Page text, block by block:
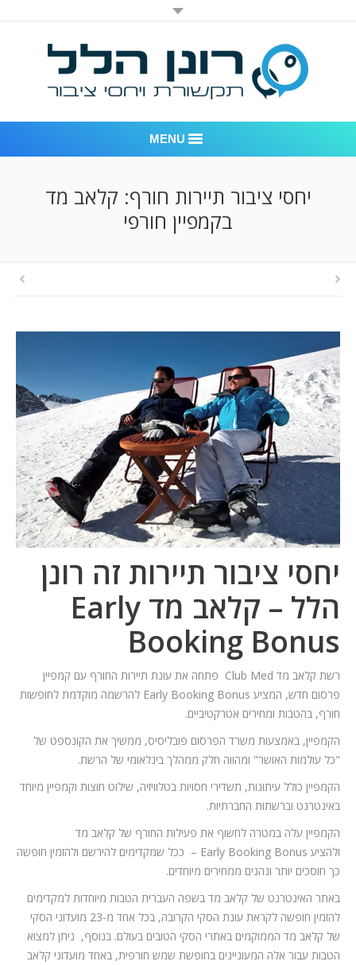
MENU
אודות החברה
ניהול מוניטין
צור קשר
יחסי ציבור תיירות חורף: קלאב מד
בקמפיין חורפי
יחסי ציבור תיירות זה רונן
הלל – קלאב מד Early
Booking Bonus
רשת קלאב מד Club Med פתחה את עונת תיירות החורף עם קמפיין
פרסום חדש, המציע Early Booking Bonus להרשמה מוקדמת לחופשות
חורף, בהטבות ומחירים אטרקטיביים.
הקמפיין, באמצעות משרד הפרסום פובליסיס, ממשיך את הקונספט של
"כל עולמות האושר" ומהווה חלק ממהלך בינלאומי של הרשת.
הקמפיין כולל עיתונות, תשדירי חסויות בטלוויזיה, שילוט חוצות וקמפיין מיוחד
באינטרנט וברשתות החברתיות.
הקמפיין עלה במטרה לחשוף את פעילות החורף של קלאב מד
ולהציע Early Booking Bonus – ככל שמקדימים להירשם ולהזמין חופשה
כך חוסכים יותר ונהנים ממחירים מיוחדים.
באתר האינטרנט של קלאב מד בשפה העברית הטבות מיוחדות למקדימים
להזמין חופשה לקראת עונת הסקי הקרובה, בכל אחד מ-23 מועדוני הסקי
של קלאב מד הממוקמים באתרי הסקי הטובים בעולם. בנוסף, ניתן למצוא
הטבות עבור אלה המעוניינים בחופשת שמש חורפית, באחד מועדוני קלאב